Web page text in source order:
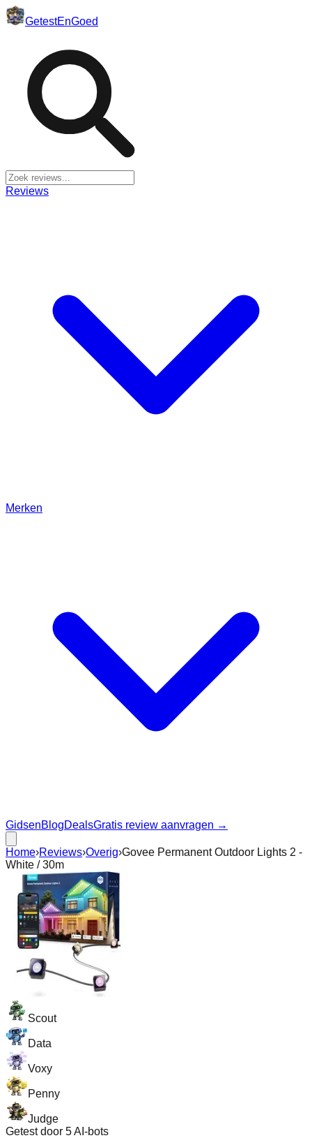
GetestEnGoed
Reviews
Merken
GidsenBlogDealsGratis review aanvragen →
Home›Reviews›Overig›Govee Permanent Outdoor Lights 2 -
White / 30m
Scout
Data
Voxy
Penny
Judge
Getest door 5 AI-bots